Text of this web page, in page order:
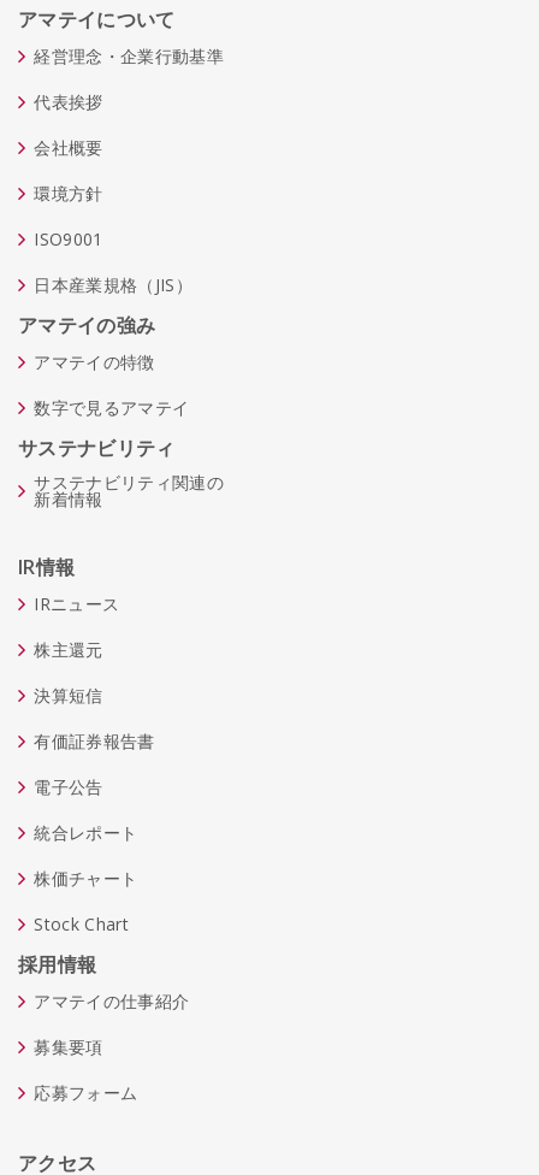
アマテイについて
経営理念・企業行動基準
代表挨拶
会社概要
環境方針
ISO9001
日本産業規格（JIS）
アマテイの強み
アマテイの特徴
数字で見るアマテイ
サステナビリティ
サステナビリティ関連の
新着情報
IR情報
IRニュース
株主還元
決算短信
有価証券報告書
電子公告
統合レポート
株価チャート
Stock Chart
採用情報
アマテイの仕事紹介
募集要項
応募フォーム
アクセス